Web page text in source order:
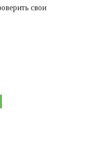
свои